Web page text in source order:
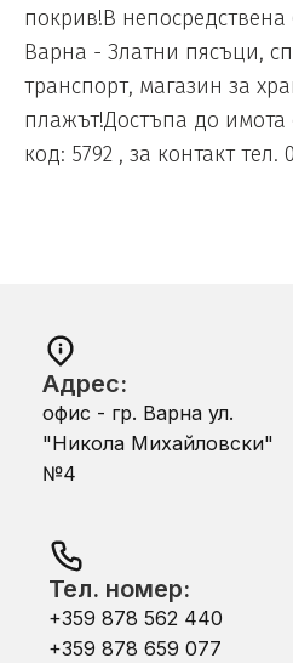
покрив!В
Варна - Златни пясъци,
транспорт, магазин за
плажът!Достъпа до имота
код: 5792 , за контакт тел.
Адрес:
офис - гр. Варна ул.
"Никола Михайловски"
№4
Тел. номер:
+359 878 562 440
+359 878 659 077